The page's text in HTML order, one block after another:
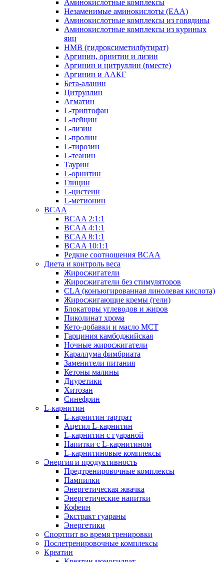
Аминокислотные комплексы
Незаменимые аминокислоты (EAA)
Аминокислотные комплексы из говядины
Аминокислотные комплексы из куриных
яиц
HMB (гидроксиметилбутират)
Аргинин, орнитин и лизин
Аргинин и цитруллин (вместе)
Аргинин и ААКГ
Бета-аланин
Цитруллин
Агматин
L-триптофан
L-лейцин
L-лизин
L-пролин
L-тирозин
L-теанин
Таурин
L-орнитин
Глицин
L-цистеин
L-метионин
BCAA
BCAA 2:1:1
BCAA 4:1:1
BCAA 8:1:1
BCAA 10:1:1
Редкие соотношения BCAA
Диета и контроль веса
Жиросжигатели
Жиросжигатели без стимуляторов
CLA (конъюгированная линолевая кислота)
Жиросжигающие кремы (гели)
Блокаторы углеводов и жиров
Пиколинат хрома
Кето-добавки и масло МСТ
Гарциния камбоджийская
Ночные жиросжигатели
Караллума фимбриата
Заменители питания
Кетоны малины
Диуретики
Хитозан
Синефрин
L-карнитин
L-карнитин тартрат
Ацетил L-карнитин
L-карнитин с гуараной
Напитки c L-карнитином
L-карнитиновые комплексы
Энергия и продуктивность
Предтренировочные комплексы
Пампилки
Энергетическая жвачка
Энергетические напитки
Кофеин
Экстракт гуараны
Энергетики
Спортпит во время тренировки
Послетренировочные комплексы
Креатин